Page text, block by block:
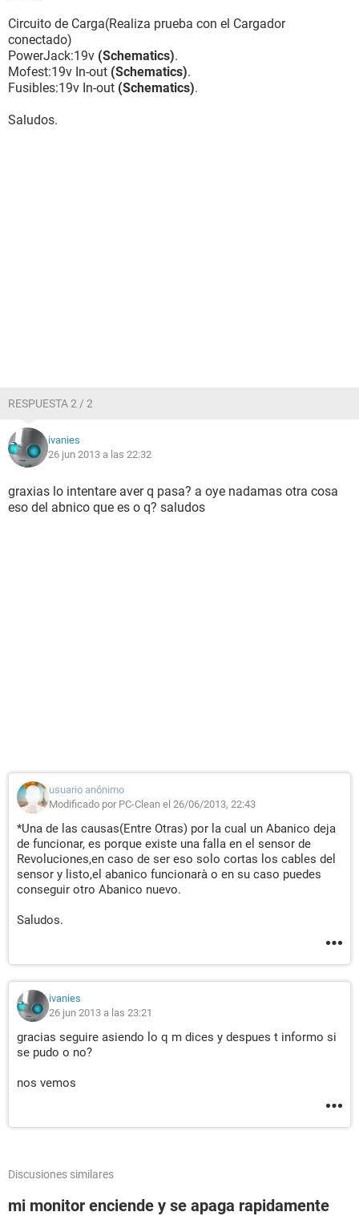
Circuito de Carga(Realiza prueba con el Cargador
conectado)
PowerJack:19v (Schematics).
Mofest:19v In-out (Schematics).
Fusibles:19v In-out (Schematics).
Saludos.
RESPUESTA 2 / 2
ivanies
26 jun 2013 a las 22:32
graxias lo intentare aver q pasa? a oye nadamas otra cosa
eso del abnico que es o q? saludos
usuario anónimo
Modificado por PC-Clean el 26/06/2013, 22:43
*Una de las causas(Entre Otras) por la cual un Abanico deja
de funcionar, es porque existe una falla en el sensor de
Revoluciones,en caso de ser eso solo cortas los cables del
sensor y listo,el abanico funcionarà o en su caso puedes
conseguir otro Abanico nuevo.
Saludos.
ivanies
26 jun 2013 a las 23:21
gracias seguire asiendo lo q m dices y despues t informo si
se pudo o no?
nos vemos
Discusiones similares
mi monitor enciende y se apaga rapidamente